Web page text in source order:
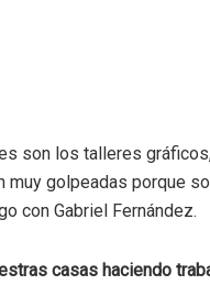
son los talleres
golpeadas porque
con Gabriel Fernández.
casas haciendo